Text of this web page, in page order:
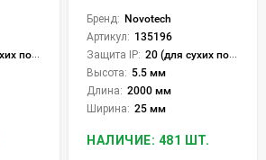
пом.)
Бренд: Novotech
Артикул: 135196
Защита IP: 20 (для сухих пом.)
Высота: 5.5 мм
Длина: 2000 мм
Ширина: 25 мм
НАЛИЧИЕ: 481 ШТ.